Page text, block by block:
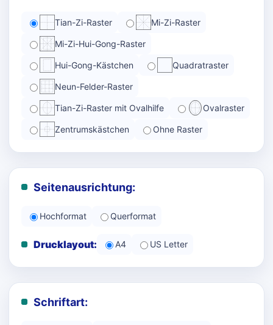
Tian-Zi-Raster Mi-Zi-Raster
Mi-Zi-Hui-Gong-Raster
Hui-Gong-Kästchen Quadratraster
Neun-Felder-Raster
Tian-Zi-Raster mit Ovalhilfe Ovalraster
Zentrumskästchen Ohne Raster
Seitenausrichtung:
Hochformat Querformat
Drucklayout: A4 US Letter
Schriftart: